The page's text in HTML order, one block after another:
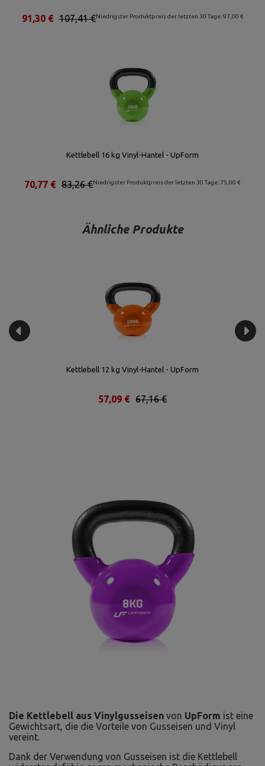
Niedrigster Produktpreis der letzten 30 Tage: 97,00 €
107,41 €
91,30 €
Kettlebell 16 kg Vinyl-Hantel - UpForm
Niedrigster Produktpreis der letzten 30 Tage: 75,00 €
83,26 €
70,77 €
Ähnliche Produkte
Kettlebell 12 kg Vinyl-Hantel - UpForm
67,16 €
57,09 €
Die Kettlebell aus Vinylgusseisen von UpForm ist eine
Gewichtsart, die die Vorteile von Gusseisen und Vinyl
vereint.
Dank der Verwendung von Gusseisen ist die Kettlebell